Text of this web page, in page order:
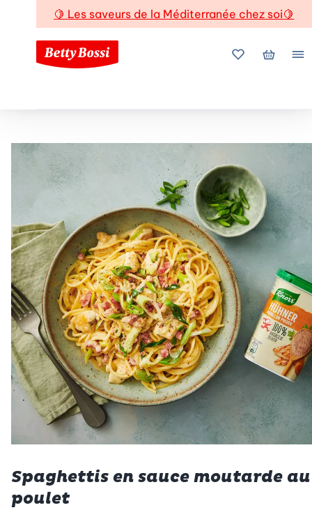
🍋 Les saveurs de la Méditerranée chez soi🍋
Mes favoris
Mon
Spaghettis en sauce moutarde au
poulet